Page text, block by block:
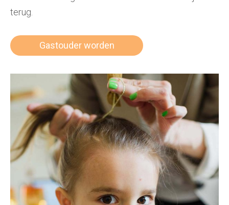
terug.
Gastouder worden